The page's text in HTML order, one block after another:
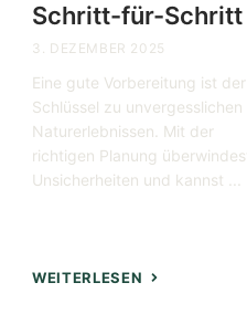
Schritt-für-Schritt
3. DEZEMBER 2025
Eine gute Vorbereitung ist der
Schlüssel zu unvergesslichen
Naturerlebnissen. Mit der
richtigen Planung
Unsicherheiten und kannst ...
WEITERLESEN